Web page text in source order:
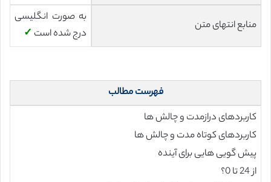
منابع انتهای متن
به صورت انگلیسی
درج شده است ✓
فهرست مطالب
کاربردهای درازمدت و چالش ها
کاربردهای کوتاه مدت و چالش ها
پیش گویی هایی برای آینده
از 24 تا 0؟